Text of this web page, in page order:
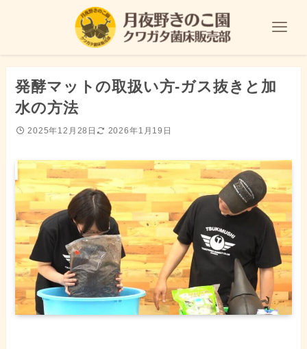
発酵マットの取扱い方-ガス抜きと加
水の方法
2025年12月28日 2026年1月19日